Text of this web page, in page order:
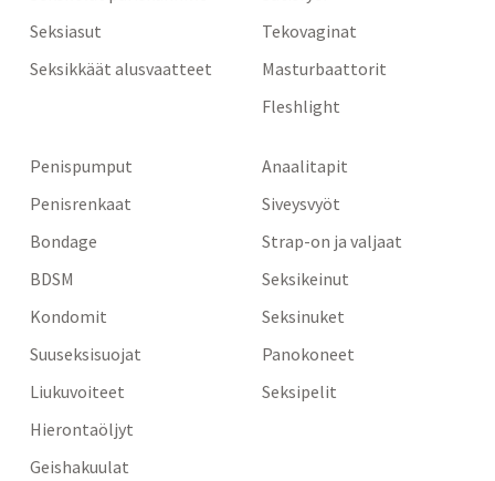
Seksiasut
Seksikkäät alusvaatteet
Tekovaginat
Masturbaattorit
Fleshlight
Penispumput
Penisrenkaat
Bondage
BDSM
Kondomit
Suuseksisuojat
Liukuvoiteet
Hierontaöljyt
Geishakuulat
Anaalitapit
Siveysvyöt
Strap-on ja valjaat
Seksikeinut
Seksinuket
Panokoneet
Seksipelit